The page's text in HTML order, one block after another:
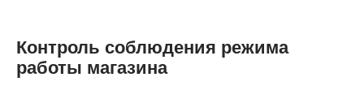
Контроль соблюдения режима
работы магазина